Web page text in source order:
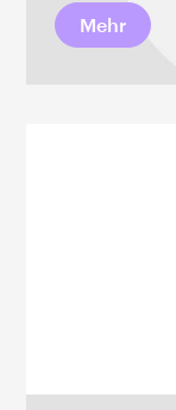
Mehr